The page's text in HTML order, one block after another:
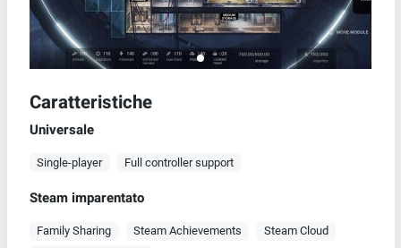
Caratteristiche
Universale
Single-player Full controller support
Steam imparentato
Family Sharing Steam Achievements
Steam Cloud